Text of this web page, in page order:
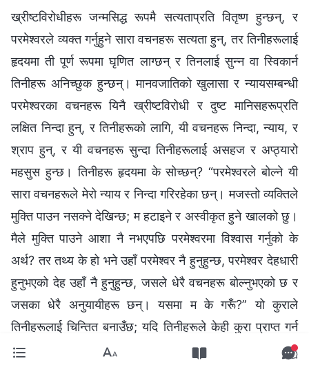
ख्रीष्टविरोधीहरू जन्मसिद्ध रूपमै सत्यताप्रति वितृष्ण हुन्छन्, र
परमेश्‍वरले व्यक्त गर्नुहुने सारा वचनहरू सत्यता हुन्, तर तिनीहरूलाई
हृदयमा ती पूर्ण रूपमा घृणित लाग्छन् र तिनलाई सुन्न वा स्विकार्न
तिनीहरू अनिच्छुक हुन्छन्। मानवजातिको खुलासा र न्यायसम्बन्धी
परमेश्‍वरका वचनहरू यिनै ख्रीष्टविरोधी र दुष्ट मानिसहरूप्रति
लक्षित निन्दा हुन्, र तिनीहरूको लागि, यी वचनहरू निन्दा, न्याय, र
श्राप हुन्, र यी वचनहरू सुन्दा तिनीहरूलाई असहज र अप्ठ्यारो
महसुस हुन्छ। तिनीहरू हृदयमा के सोच्छन्? “परमेश्‍वरले बोल्ने यी
सारा वचनहरूले मेरो न्याय र निन्दा गरिरहेका छन्। मजस्तो व्यक्तिले
मुक्ति पाउन नसक्ने देखिन्छ; म हटाइने र अस्वीकृत हुने खालको छु।
मैले मुक्ति पाउने आशा नै नभएपछि परमेश्‍वरमा विश्‍वास गर्नुको के
अर्थ? तर तथ्य के हो भने उहाँ परमेश्‍वर नै हुनुहुन्छ, परमेश्‍वर देहधारी
हुनुभएको देह उहाँ नै हुनुहुन्छ, जसले धेरै वचनहरू बोल्नुभएको छ र
जसका धेरै अनुयायीहरू छन्। यसमा म के गरूँ?” यो कुराले
तिनीहरूलाई चिन्तित बनाउँछ; यदि तिनीहरूले केही कुरा प्राप्त गर्न
सक्दैनन् भने, तिनीहरू अरूले पनि त्यो कुरा प्राप्त नगरून् भन्‍ने